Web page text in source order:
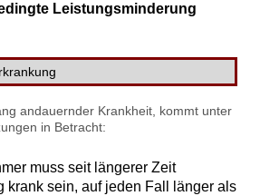
Leistungsminderung
andauernder Krankheit, kommt unter
in Betracht:
muss seit längerer Zeit
krank sein, auf jeden Fall länger als